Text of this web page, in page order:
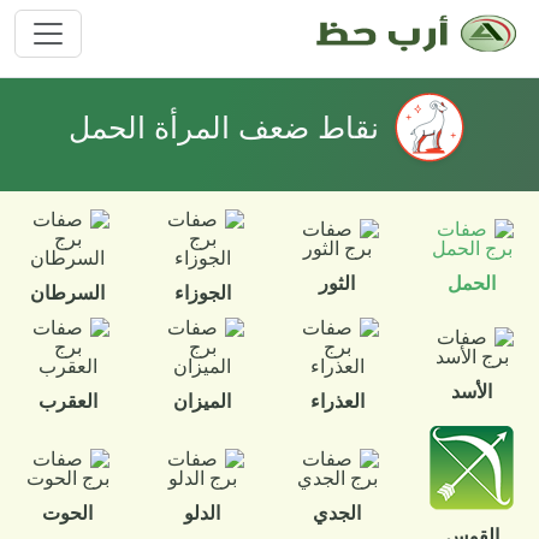
نقاط ضعف المرأة الحمل
الحمل الثور الجوزاء السرطان
الأسد العذراء الميزان العقرب
الجدي الدلو الحوت